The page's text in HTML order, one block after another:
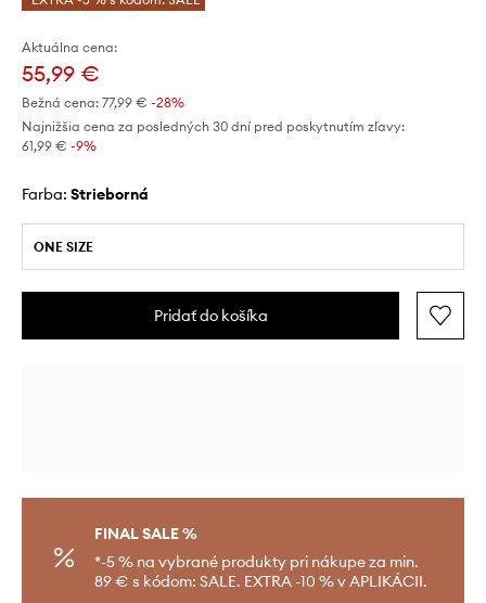
Aktuálna cena:
55,99 €
Bežná cena: 77,99 € -28%
Najnižšia cena za posledných 30 dní pred poskytnutím zľavy:
61,99 € -9%
Farba: strieborná
ONE SIZE
Pridať do košíka
FINAL SALE %
*-5 % na vybrané produkty pri nákupe za min.
89 € s kódom: SALE. EXTRA -10 % v APLIKÁCII.